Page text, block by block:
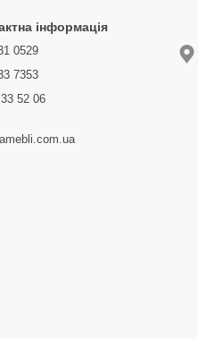
інформація
0529
7353
52 06